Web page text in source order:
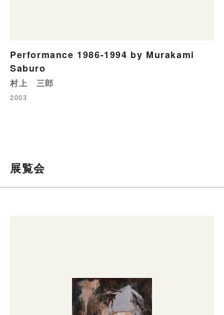
Performance 1986-1994 by Murakami
Saburo
村上 三郎
2003
展覧会